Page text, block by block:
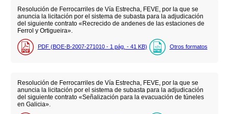
Resolución de Ferrocarriles de Vía Estrecha, FEVE, por la que se
anuncia la licitación por el sistema de subasta para la adjudicación
del siguiente contrato «Recrecido de andenes de las estaciones de
Ferrol y Ortigueira».
PDF (BOE-B-2007-271010 - 1 pág. - 41 KB) Otros formatos
Resolución de Ferrocarriles de Vía Estrecha, FEVE, por la que se
anuncia la licitación por el sistema de subasta para la adjudicación
del siguiente contrato «Señalización para la evacuación de túneles
en Galicia».